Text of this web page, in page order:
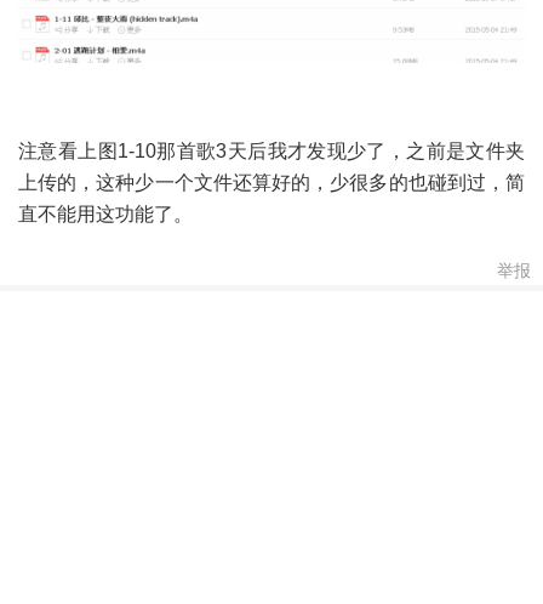
注意看上图1-10那首歌3天后我才发现少了，之前是文件夹
上传的，这种少一个文件还算好的，少很多的也碰到过，简
直不能用这功能了。
举报